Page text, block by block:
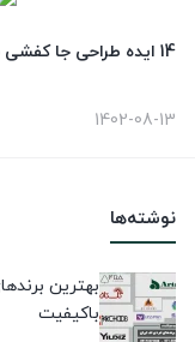
نوشته‌ها
باکیفیت
14 ایده طراحی جا کفشی شیک که ورودی خانه شما را زیباتر می‌کند
1402-08-13